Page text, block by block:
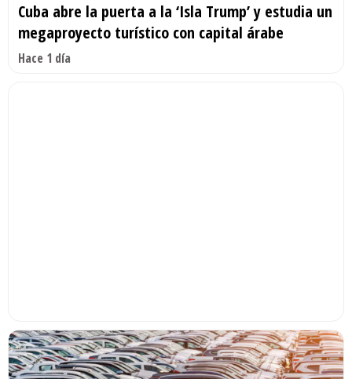
Cuba abre la puerta a la ‘Isla Trump’ y estudia un
megaproyecto turístico con capital árabe
Hace 1 día